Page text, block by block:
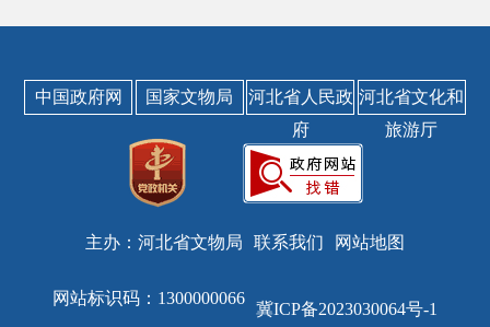
中国政府网 国家文物局
河北省人民政
府
河北省文化和
旅游厅
主办：河北省文物局 联系我们 网站地图
网站标识码：1300000066
冀ICP备2023030064号-1